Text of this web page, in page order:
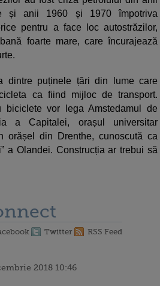
și anii 1960 și 1970 împotriva
pentru a face loc autostrăzilor,
foarte mare, care încurajează
dintre puținele țări din lume care
ca fiind mijloc de transport.
biciclete vor lega Amstedamul de
a Capitalei, orașul universitar
orășel din Drenthe, cunoscută ca
a Olandei. Construcția ar trebui să
Twitter RSS Feed
2018 10:46